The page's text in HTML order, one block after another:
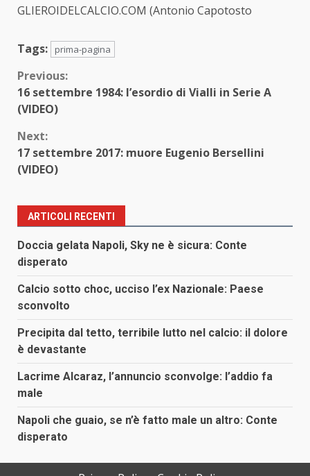
GLIEROIDELCALCIO.COM (Antonio Capotosto
Tags: prima-pagina
Continue
Reading
Previous:
16 settembre 1984: l’esordio di Vialli in Serie A
(VIDEO)
Next:
17 settembre 2017: muore Eugenio Bersellini
(VIDEO)
ARTICOLI RECENTI
Doccia gelata Napoli, Sky ne è sicura: Conte
disperato
Calcio sotto choc, ucciso l’ex Nazionale: Paese
sconvolto
Precipita dal tetto, terribile lutto nel calcio: il dolore
è devastante
Lacrime Alcaraz, l’annuncio sconvolge: l’addio fa
male
Napoli che guaio, se n’è fatto male un altro: Conte
disperato